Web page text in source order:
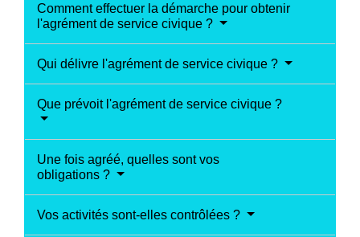
Comment effectuer la démarche pour obtenir
l'agrément de service civique ?
Qui délivre l'agrément de service civique ?
Que prévoit l'agrément de service civique ?
Une fois agréé, quelles sont vos
obligations ?
Vos activités sont-elles contrôlées ?